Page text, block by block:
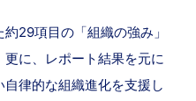
29項目の「組織の強み」
に、レポート結果を元に
律的な組織進化を支援し